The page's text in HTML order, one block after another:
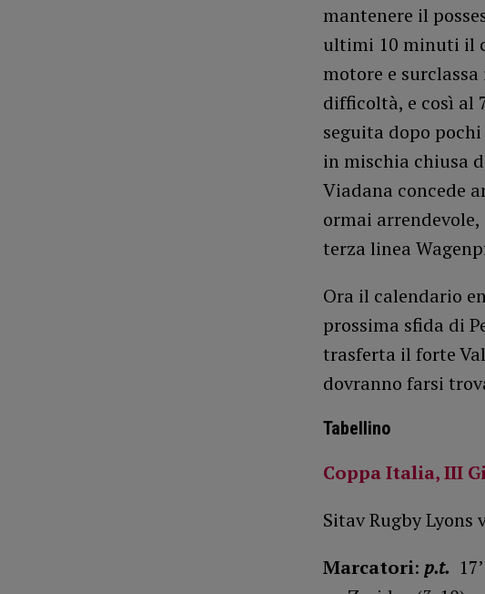
mantenere il
ultimi 10 minuti il
motore e
difficoltà, e così al
seguita dopo
in mischia chiusa
Viadana concede
ormai
terza linea
Ora il calendario
prossima sfida di
trasferta il forte
dovranno farsi
Tabellino
Coppa Italia, III
Sitav Rugby Lyons
Marcatori: p.t.